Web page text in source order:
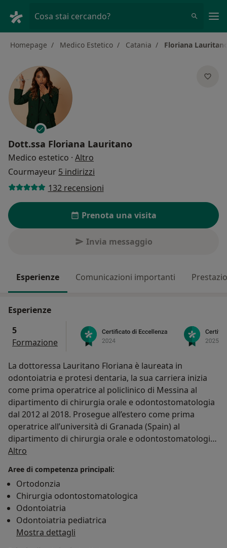
Cosa stai cercando?
Homepage Medico Estetico Catania Floriana
Dott.ssa Floriana Lauritano
Medico estetico · Altro
Courmayeur 5 indirizzi
132 recensioni
Prenota una visita
Invia messaggio
Esperienze Comunicazioni importanti
Esperienze
5
Formazione
La dottoressa Lauritano Floriana è laureata in
odontoiatria e protesi dentaria, la sua carriera inizia
come prima operatrice al policlinico di Messina al
dipartimento di chirurgia orale e odontostomatologia
dal 2012 al 2018. Prosegue all’estero come prima
operatrice all’università di Granada (Spain) al
dipartimento di chirurgia orale e odontostomatologia
2019.
Dottorato di ricerca in biotecnologie mediche e
chirurgiche;
Master di II livello in medicina estetica del volto e
metodologie antiaging;
e svariate pubblicazioni in letteratura scientifica come
attività di ricerca.
Altro
Aree di competenza principali:
Ortodonzia
Chirurgia odontostomatologica
Odontoiatria
Odontoiatria pediatrica
Mostra dettagli